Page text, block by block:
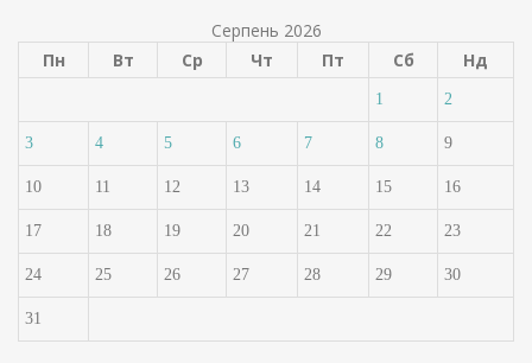
Серпень 2026
Пн
Вт Ср Чт Пт Сб Нд
1 2
3 4 5 6 7 8 9
10 11 12 13 14 15 16
17 18 19 20 21 22 23
24 25 26 27 28 29 30
31